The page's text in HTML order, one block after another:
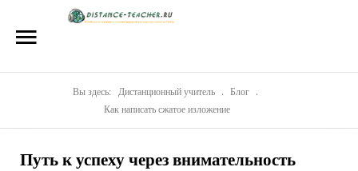
Репетиторы
Стоимость
Акции
Вы здесь: Дистанционный учитель . Блог
.
Как написать сжатое изложение
Путь к успеху через внимательность